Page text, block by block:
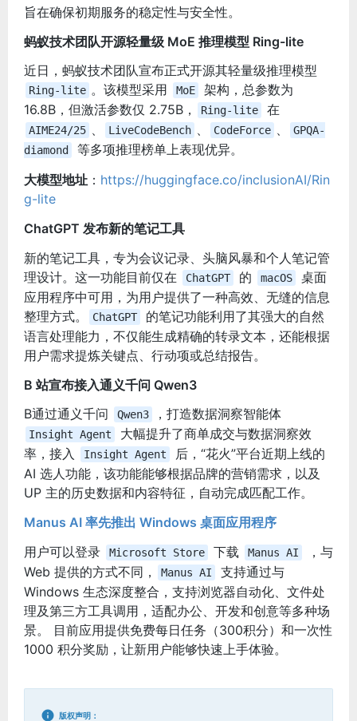
旨在确保初期服务的稳定性与安全性。
蚂蚁技术团队开源轻量级 MoE 推理模型 Ring-lite
近日，蚂蚁技术团队宣布正式开源其轻量级推理模型
Ring-lite 。该模型采用 MoE
架构，总参数为
16.8B，但激活参数仅 2.75B，
Ring-lite 在
AIME24/25 、 LiveCodeBench 、 CodeForce 、
GPQA-
diamond
等多项推理榜单上表现优异。
大模型地址 ： https://huggingface.co/inclusionAI/Rin
g-lite
ChatGPT 发布新的笔记工具
新的笔记工具，专为会议记录、头脑风暴和个人笔记管
理设计。这一功能目前仅在
ChatGPT 的 macOS
桌面
应用程序中可用，为用户提供了一种高效、无缝的信息
整理方式。
ChatGPT
的笔记功能利用了其强大的自然
语言处理能力，不仅能生成精确的转录文本，还能根据
用户需求提炼关键点、行动项或总结报告。
B 站宣布接入通义千问 Qwen3
B通过通义千问
Qwen3 ，打造数据洞察智能体
Insight Agent
大幅提升了商单成交与数据洞察效
率，接入
Insight Agent
后，“花火”平台近期上线的
AI 选人功能，该功能能够根据品牌的营销需求，以及
UP 主的历史数据和内容特征，自动完成匹配工作。
Manus AI 率先推出 Windows 桌面应用程序
用户可以登录
Microsoft Store 下载 Manus AI
，与
Web 提供的方式不同，
Manus AI
支持通过与
Windows 生态深度整合，支持浏览器自动化、文件处
理及第三方工具调用，适配办公、开发和创意等多种场
景。 目前应用提供免费每日任务（300积分）和一次性
1000 积分奖励，让新用户能够快速上手体验。
版权声明：